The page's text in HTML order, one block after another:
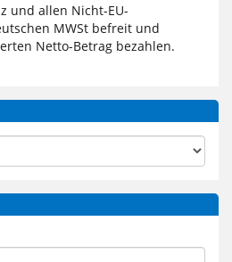
und allen Nicht-EU-
MWSt befreit und
Netto-Betrag bezahlen.